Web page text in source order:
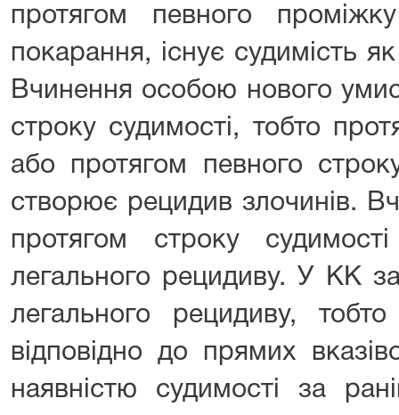
протягом певного
покарання, існує судимість
Вчинення особою нового
строку судимості, тобто
або протягом певного
створює рецидив злочинів.
протягом строку
легального рецидиву. У КК
легального рецидиву,
відповідно до прямих
наявністю судимості за